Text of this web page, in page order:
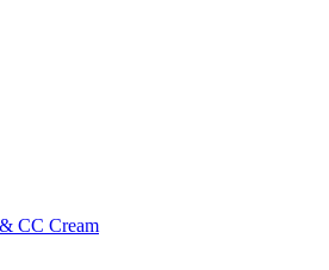
CC Cream